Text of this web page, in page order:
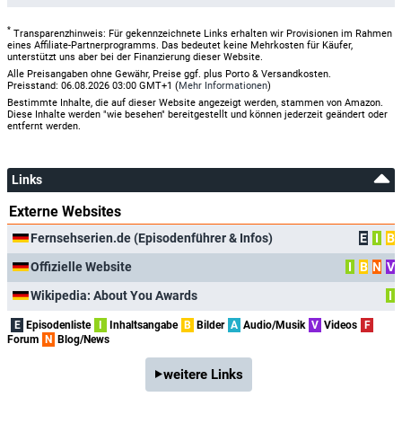
* Transparenzhinweis: Für gekennzeichnete Links erhalten wir Provisionen im Rahmen
eines Affiliate-Partnerprogramms. Das bedeutet keine Mehrkosten für Käufer,
unterstützt uns aber bei der Finanzierung dieser Website.
Alle Preisangaben ohne Gewähr, Preise ggf. plus Porto & Versandkosten.
Preisstand: 06.08.2026 03:00 GMT+1 (Mehr Informationen)
Bestimmte Inhalte, die auf dieser Website angezeigt werden, stammen von Amazon.
Diese Inhalte werden "wie besehen" bereitgestellt und können jederzeit geändert oder
entfernt werden.
Links
Externe Websites
Fernsehserien.de (Episodenführer & Infos) E I
B
Offizielle Website
I B N V
Wikipedia: About You Awards
I
E Episodenliste I Inhaltsangabe B Bilder A Audio/Musik V Videos F
Forum N Blog/News
weitere Links